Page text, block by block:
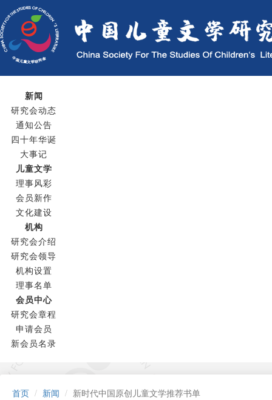
新闻
研究会动态
通知公告
四十年华诞
大事记
儿童文学
理事风彩
会员新作
文化建设
机构
研究会介绍
研究会领导
机构设置
理事名单
会员中心
研究会章程
申请会员
新会员名录
首页 新闻 新时代中国原创儿童文学推荐书单